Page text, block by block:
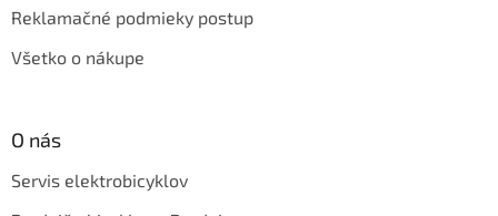
Reklamačné podmieky postup
Všetko o nákupe
O nás
Servis elektrobicyklov